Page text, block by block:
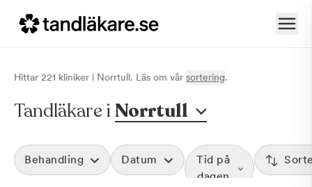
Hittar 221 kliniker i Norrtull. Läs om vår sortering.
Tandläkare i Norrtull
Behandling Datum
Tid på
dagen